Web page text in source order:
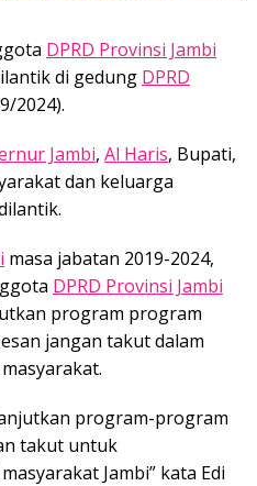
DPRD Provinsi Jambi
di gedung DPRD
2024).
Jambi, Al Haris, Bupati,
dan keluarga
masa jabatan 2019-2024,
DPRD Provinsi Jambi
program program
jangan takut dalam
program-program
takut untuk
Jambi” kata Edi